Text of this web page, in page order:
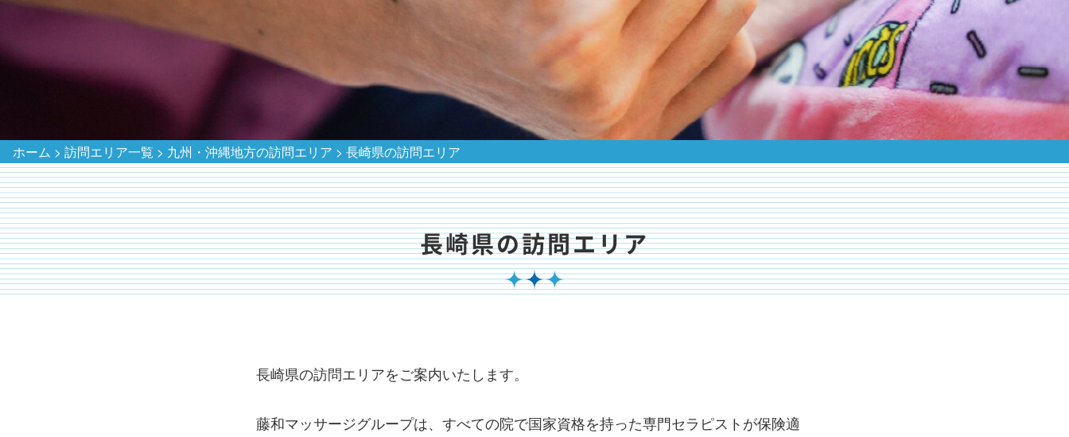
ホーム > 訪問エリア一覧 > 九州・沖縄地方の訪問エリア > 長崎県の訪問エリア
長崎県の訪問エリア
長崎県の訪問エリアをご案内いたします。
藤和マッサージグループは、すべての院で国家資格を持った専門セラピストが保険適